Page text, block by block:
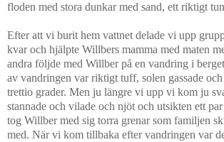
floden med stora dunkar med sand, ett riktigt
Efter att vi burit hem vattnet delade vi upp
kvar och hjälpte Willbers mamma med maten
andra följde med Willber på en vandring i
av vandringen var riktigt tuff, solen gassade
trettio grader. Men ju längre vi upp vi kom ju
stannade och vilade och njöt och utsikten ett
tog Willber med sig torra grenar som familjen
med. När vi kom tillbaka efter vandringen var